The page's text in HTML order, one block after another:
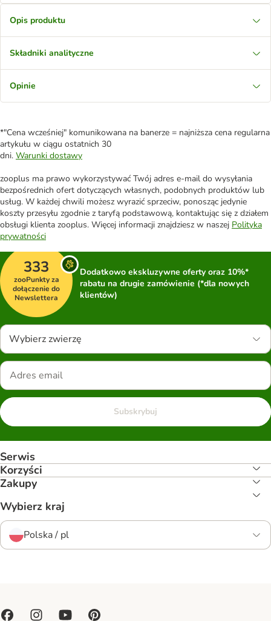
Opis produktu
Składniki analityczne
Opinie
*"Cena wcześniej" komunikowana na banerze = najniższa cena regularna
artykułu w ciągu ostatnich 30
dni. Warunki dostawy
zooplus ma prawo wykorzystywać Twój adres e-mail do wysyłania
bezpośrednich ofert dotyczących własnych, podobnych produktów lub
usług. W każdej chwili możesz wyrazić sprzeciw, ponosząc jedynie
koszty przesyłu zgodnie z taryfą podstawową, kontaktując się z działem
obsługi klienta zooplus. Więcej informacji znajdziesz w naszej Polityka
prywatności
333
zooPunkty za
dołączenie do
Newslettera
Dodatkowo ekskluzywne oferty oraz 10%*
rabatu na drugie zamówienie (*dla nowych
klientów)
Wybierz zwierzę
Subskrybuj
Serwis
Korzyści
Zakupy
Wybierz kraj
Polska / pl